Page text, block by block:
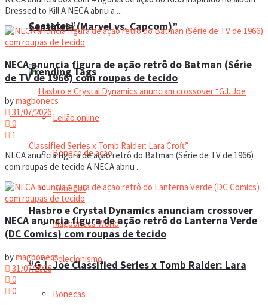
Sentinela (Marvel vs. Capcom)”
Hasbro e Crystal Dynamics anunciam crossover
“G.I. Joe Classified Series x Tomb Raider: Lara
Cassetes”
Trending Tags
Leilão online
Boneco de ação
Bonecos
Magbonecs World
Colecionismo
Bonecas
Dressed to Kill A NECA abriu a ...
NECA anuncia figura de ação retrô do Batman (Série
de TV de 1966) com roupas de tecido
bymagbonecs
31/07/2026
0
1
NECA anuncia figura de ação retrô do Batman (Série de TV de 1966)
com roupas de tecido A NECA abriu ...
NECA anuncia figura de ação retrô do Lanterna Verde
(DC Comics) com roupas de tecido
bymagbonecs
31/07/2026
0
0